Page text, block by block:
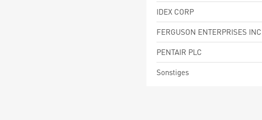
IDEX CORP
FERGUSON ENTERPRISES INC
PENTAIR PLC
Sonstiges